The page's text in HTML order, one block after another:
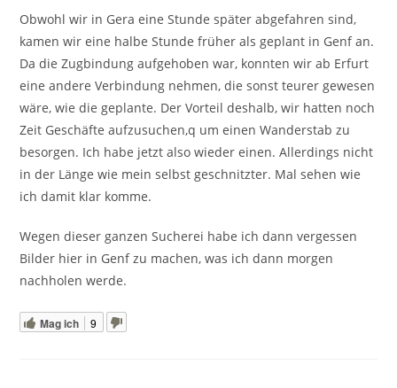
Obwohl wir in Gera eine Stunde später abgefahren sind,
kamen wir eine halbe Stunde früher als geplant in Genf an.
Da die Zugbindung aufgehoben war, konnten wir ab Erfurt
eine andere Verbindung nehmen, die sonst teurer gewesen
wäre, wie die geplante. Der Vorteil deshalb, wir hatten noch
Zeit Geschäfte aufzusuchen,q um einen Wanderstab zu
besorgen. Ich habe jetzt also wieder einen. Allerdings nicht
in der Länge wie mein selbst geschnitzter. Mal sehen wie
ich damit klar komme.
Wegen dieser ganzen Sucherei habe ich dann vergessen
Bilder hier in Genf zu machen, was ich dann morgen
nachholen werde.
Mag ich 9